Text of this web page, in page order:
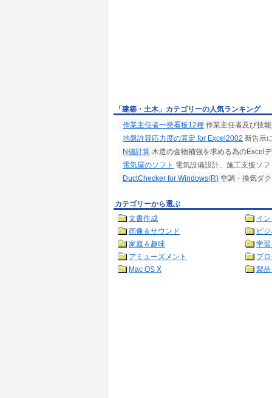
「建築・土木」カテゴリーの人気ランキング
作業主任者一発看板12種 作業主任者及び技
地盤許容応力度の算定 for Excel2002 新告示
N値計算 木造の金物補強を求める為のExcel
電気屋のソフト 電気設備設計、施工支援ソフ
DuctChecker for Windows(R) 空調・換気ダ
カテゴリーから選ぶ
文書作成
イ
画像＆サウンド
ビ
家庭＆趣味
学
アミューズメント
プ
Mac OS X
製